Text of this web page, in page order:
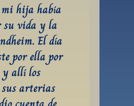
mi hija había
su vida y la
El día
por ella por
y allí los
sus arterias